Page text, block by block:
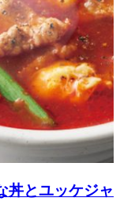
丼とユッケジャ